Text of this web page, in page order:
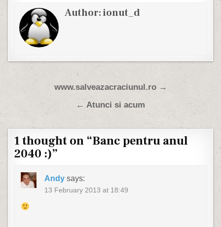
Author:ionut_d
Post navigation
www.salveazacraciunul.ro →
← Atunci si acum
1 thought on “Banc pentru anul
2040 :)”
Andy says:
13 February 2013 at 18:49